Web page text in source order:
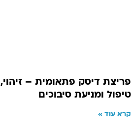
פריצת דיסק פתאומית – זיהוי,
טיפול ומניעת סיבוכים
קרא עוד »